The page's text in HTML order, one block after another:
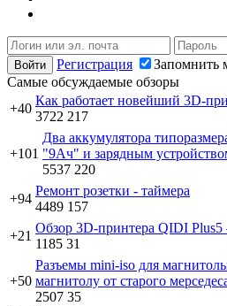
Регистрация
Запомнить
Самые обсуждаемые обзоры
+40
Как работает новейший 3D-
3722 217
+101
Два аккумулятора
"9Ач" и зарядным
5537 220
+94
Ремонт розетки - таймера
4489 157
+21
Обзор 3D-принтера QIDI Plus5
1185 31
+50
Разъемы mini-iso для
магнитолу от старого
2507 35